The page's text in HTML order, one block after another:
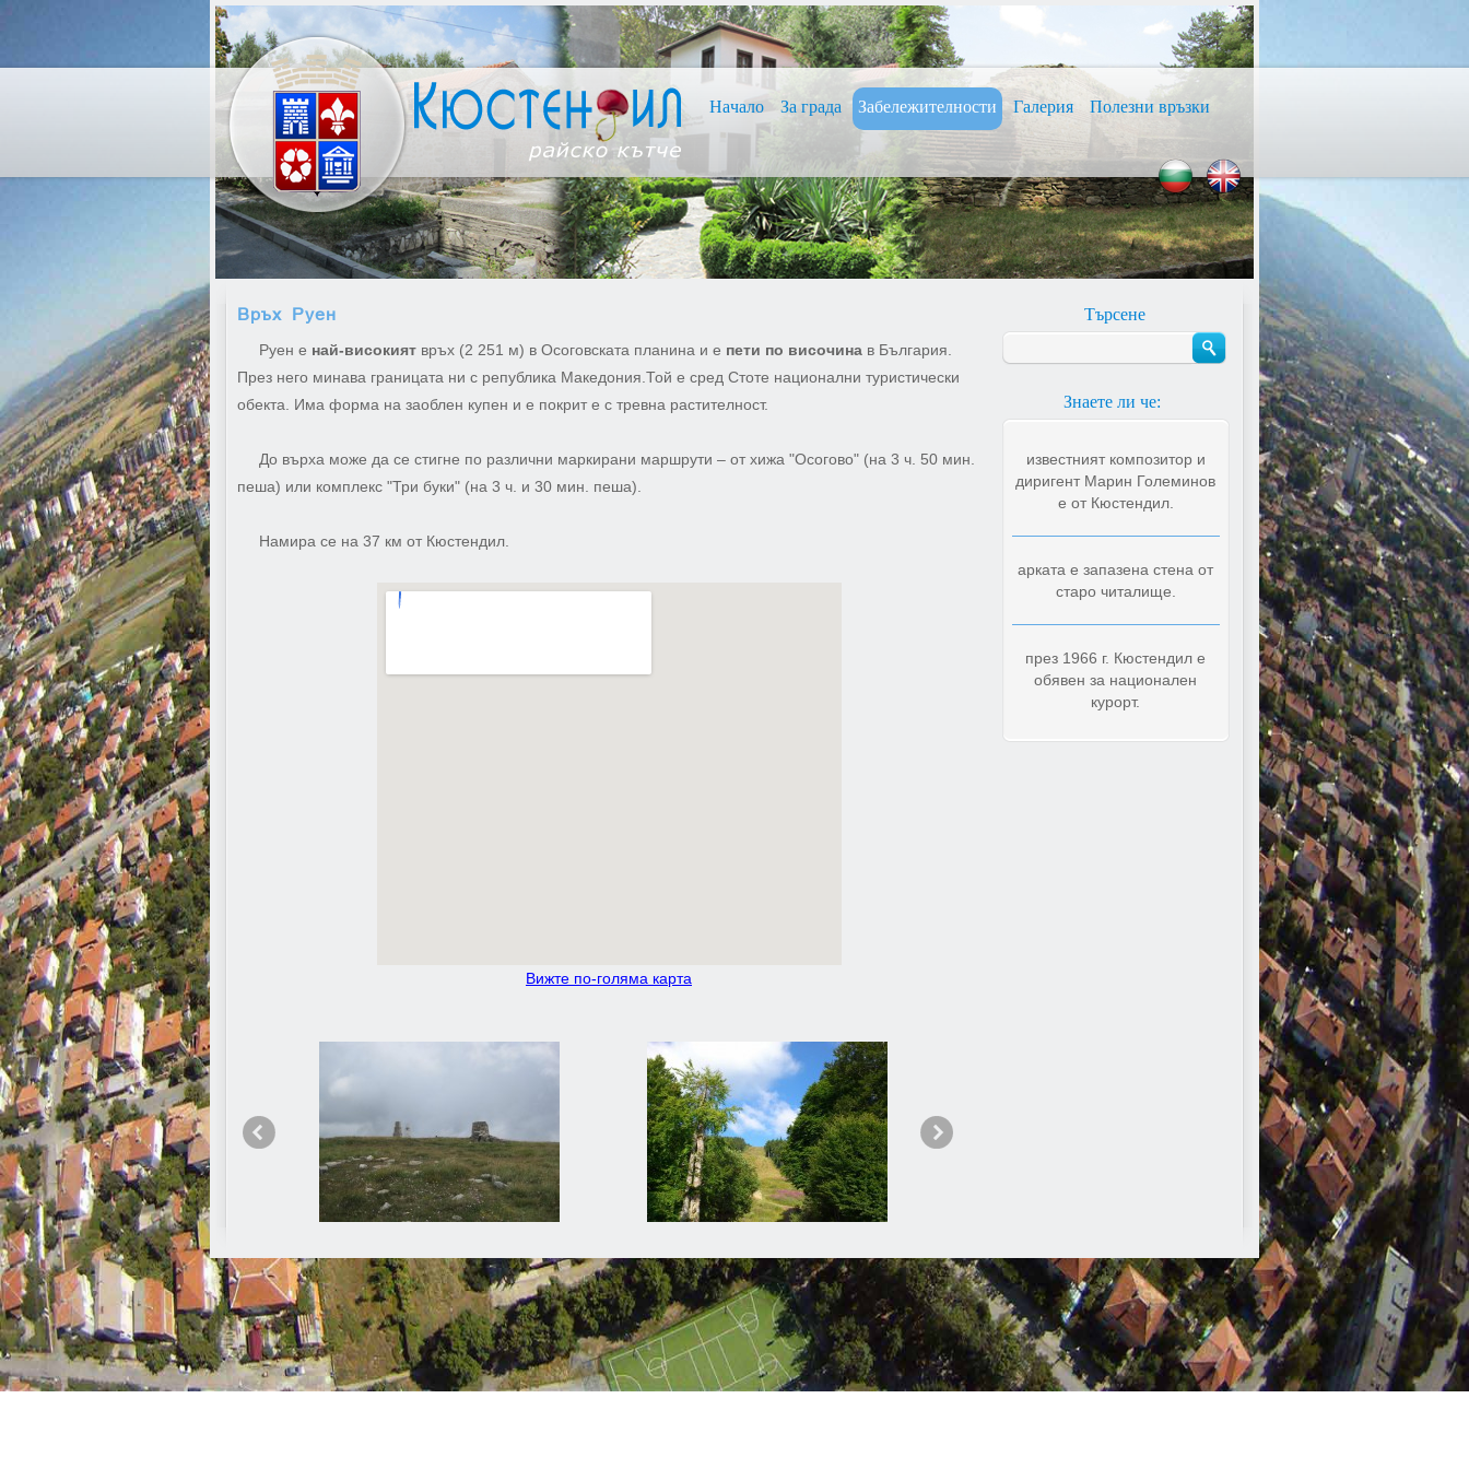
Нaчало За града Забележителности Галерия Полезни връзки
Връх Руен
Руен е най-високият връх (2 251 м) в Осоговската планина и е пети по височина в България.
През него минава границата ни с република Македония.Той е сред Стоте национални туристически
обекта. Има форма на заоблен купен и е покрит е с тревна растителност.
До върха може да се стигне по различни маркирани маршрути – от хижа "Осогово" (на 3 ч. 50 мин.
пеша) или комплекс "Три буки" (на 3 ч. и 30 мин. пеша).
Намира се на 37 км от Кюстендил.
Вижте по-голяма карта
Търсене
Знаете ли че:
известният композитор и
диригент Марин Големинов
е от Кюстендил.
арката е запазена стена от
старо читалище.
през 1966 г. Кюстендил е
обявен за национален
курорт.